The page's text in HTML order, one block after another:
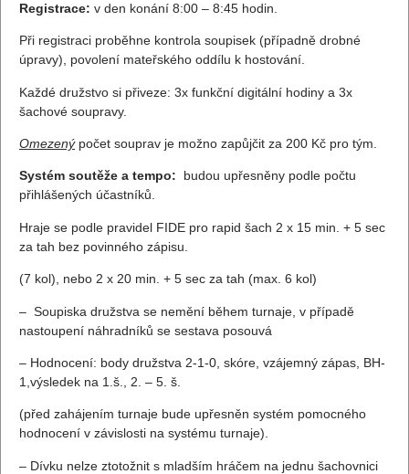
Registrace: v den konání 8:00 – 8:45 hodin.
Při registraci proběhne kontrola soupisek (případně drobné
úpravy), povolení mateřského oddílu k hostování.
Každé družstvo si přiveze: 3x funkční digitální hodiny a 3x
šachové soupravy.
Omezenýpočet souprav je možno zapůjčit za 200 Kč pro tým.
Systém soutěže a tempo: budou upřesněny podle počtu
přihlášených účastníků.
Hraje se podle pravidel FIDE pro rapid šach 2 x 15 min. + 5 sec
za tah bez povinného zápisu.
(7 kol), nebo 2 x 20 min. + 5 sec za tah (max. 6 kol)
– Soupiska družstva se nemění během turnaje, v případě
nastoupení náhradníků se sestava posouvá
– Hodnocení: body družstva 2-1-0, skóre, vzájemný zápas, BH-
1,výsledek na 1.š., 2. – 5. š.
(před zahájením turnaje bude upřesněn systém pomocného
hodnocení v závislosti na systému turnaje).
– Dívku nelze ztotožnit s mladším hráčem na jednu šachovnici